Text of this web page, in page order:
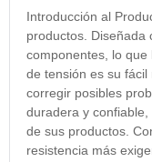
Introducción al
productos. Diseñada
componentes, lo
de tensión es su
corregir posibles
duradera y
de sus productos.
resistencia más